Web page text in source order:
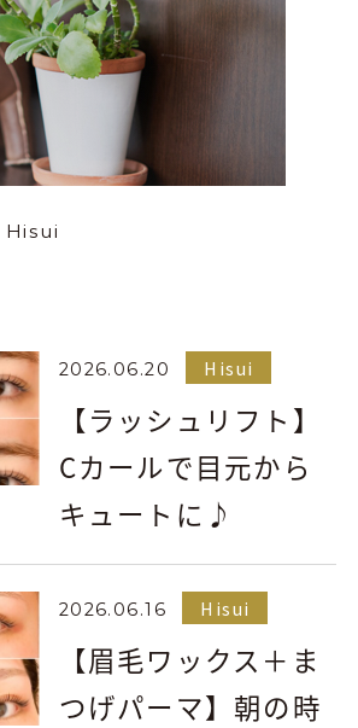
Hisui
2026.06.20 Hisui
【ラッシュリフト】
Cカールで目元から
キュートに♪
2026.06.16 Hisui
【眉毛ワックス＋ま
つげパーマ】朝の時